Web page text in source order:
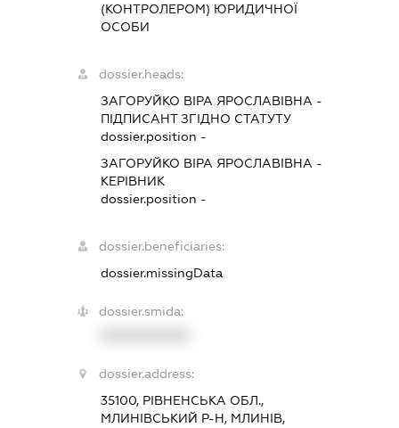
(КОНТРОЛЕРОМ) ЮРИДИЧНОЇ
ОСОБИ
dossier.heads:
ЗАГОРУЙКО ВІРА ЯРОСЛАВІВНА -
ПІДПИСАНТЗГІДНО СТАТУТУ
dossier.position -
ЗАГОРУЙКО ВІРА ЯРОСЛАВІВНА -
КЕРІВНИК
dossier.position -
dossier.beneficiaries:
dossier.missingData
dossier.smida:
dossier.address:
35100, РІВНЕНСЬКА ОБЛ.,
МЛИНІВСЬКИЙ Р-Н, МЛИНІВ,